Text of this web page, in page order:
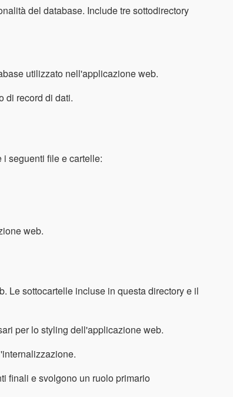
del database. Include tre sottodirectory
utilizzato nell'applicazione web.
di record di dati.
seguenti file e cartelle:
web.
Le sottocartelle incluse in questa directory e il
per lo styling dell'applicazione web.
finali e svolgono un ruolo primario